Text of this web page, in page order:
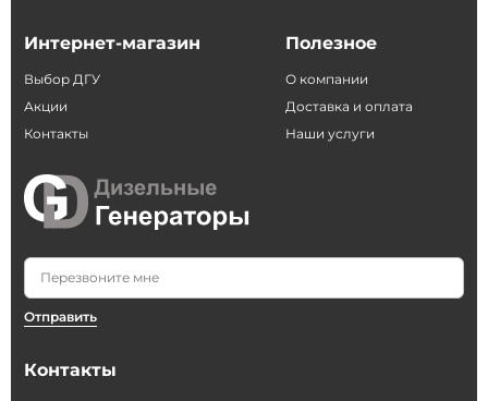
Интернет-магазин
Выбор ДГУ
Акции
Контакты
Отправить
Полезное
О компании
Доставка и оплата
Наши услуги
Контакты